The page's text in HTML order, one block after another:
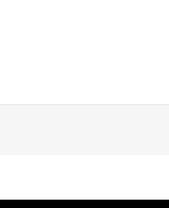
,Poches zippées,Protection